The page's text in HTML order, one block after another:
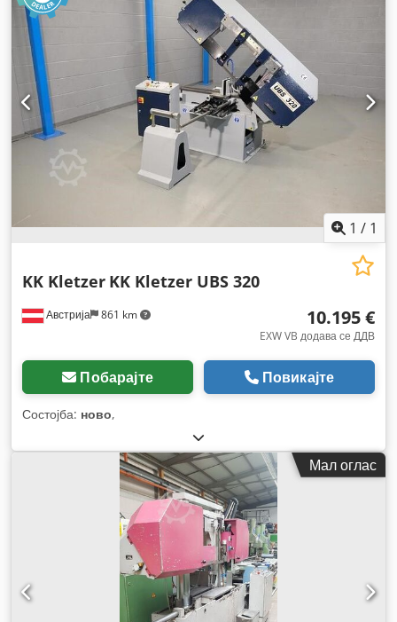
1 / 1
Австрија 861 km
KK Kletzer KK Kletzer UBS 320
10.195 €
EXW VB додава се ДДВ
Побарајте Повикајте
Состојба: ново,
Мал оглас